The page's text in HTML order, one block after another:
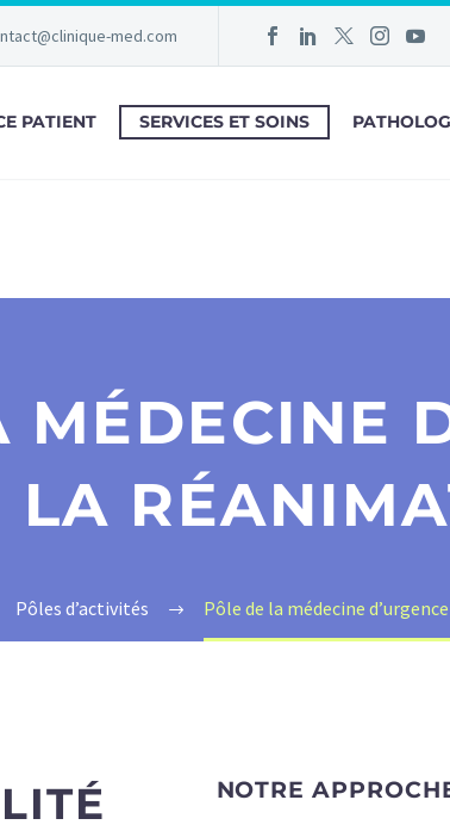
med.com
PATIENT SERVICES ET SOINS
LA
Pôles d’activités Pôle de la médecine
NOTRE